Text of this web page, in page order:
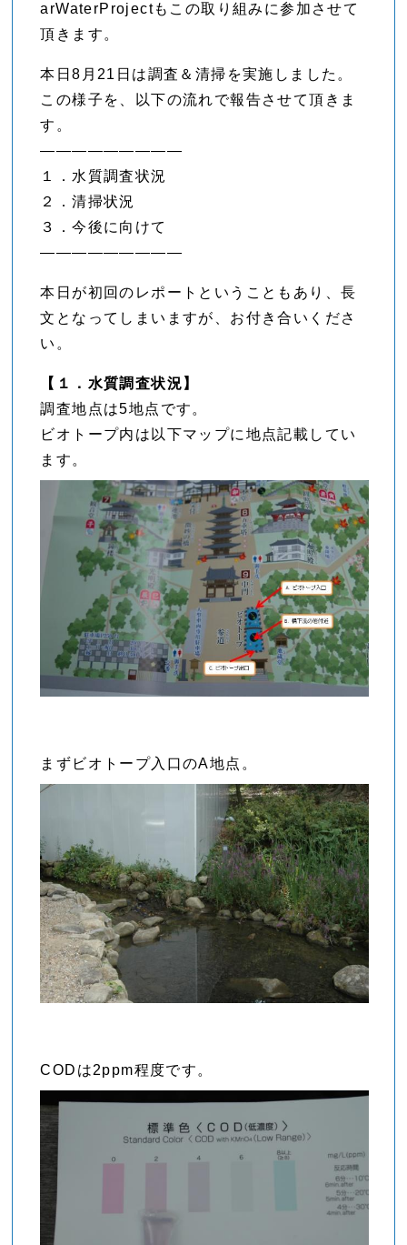
arWaterProjectもこの取り組みに参加させて
頂きます。
本日8月21日は調査＆清掃を実施しました。
この様子を、以下の流れで報告させて頂きま
す。
—————————
１．水質調査状況
２．清掃状況
３．今後に向けて
—————————
本日が初回のレポートということもあり、長
文となってしまいますが、お付き合いくださ
い。
【１．水質調査状況】
調査地点は5地点です。
ビオトープ内は以下マップに地点記載してい
ます。
まずビオトープ入口のA地点。
CODは2ppm程度です。